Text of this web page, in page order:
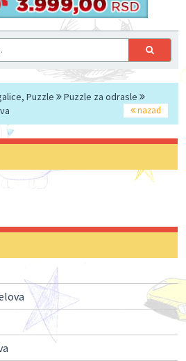
Puzzle
Puzzle za odrasle
nazad